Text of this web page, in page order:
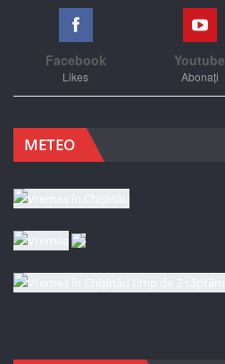
Facebook
Likes
Youtube
Abonați
METEO